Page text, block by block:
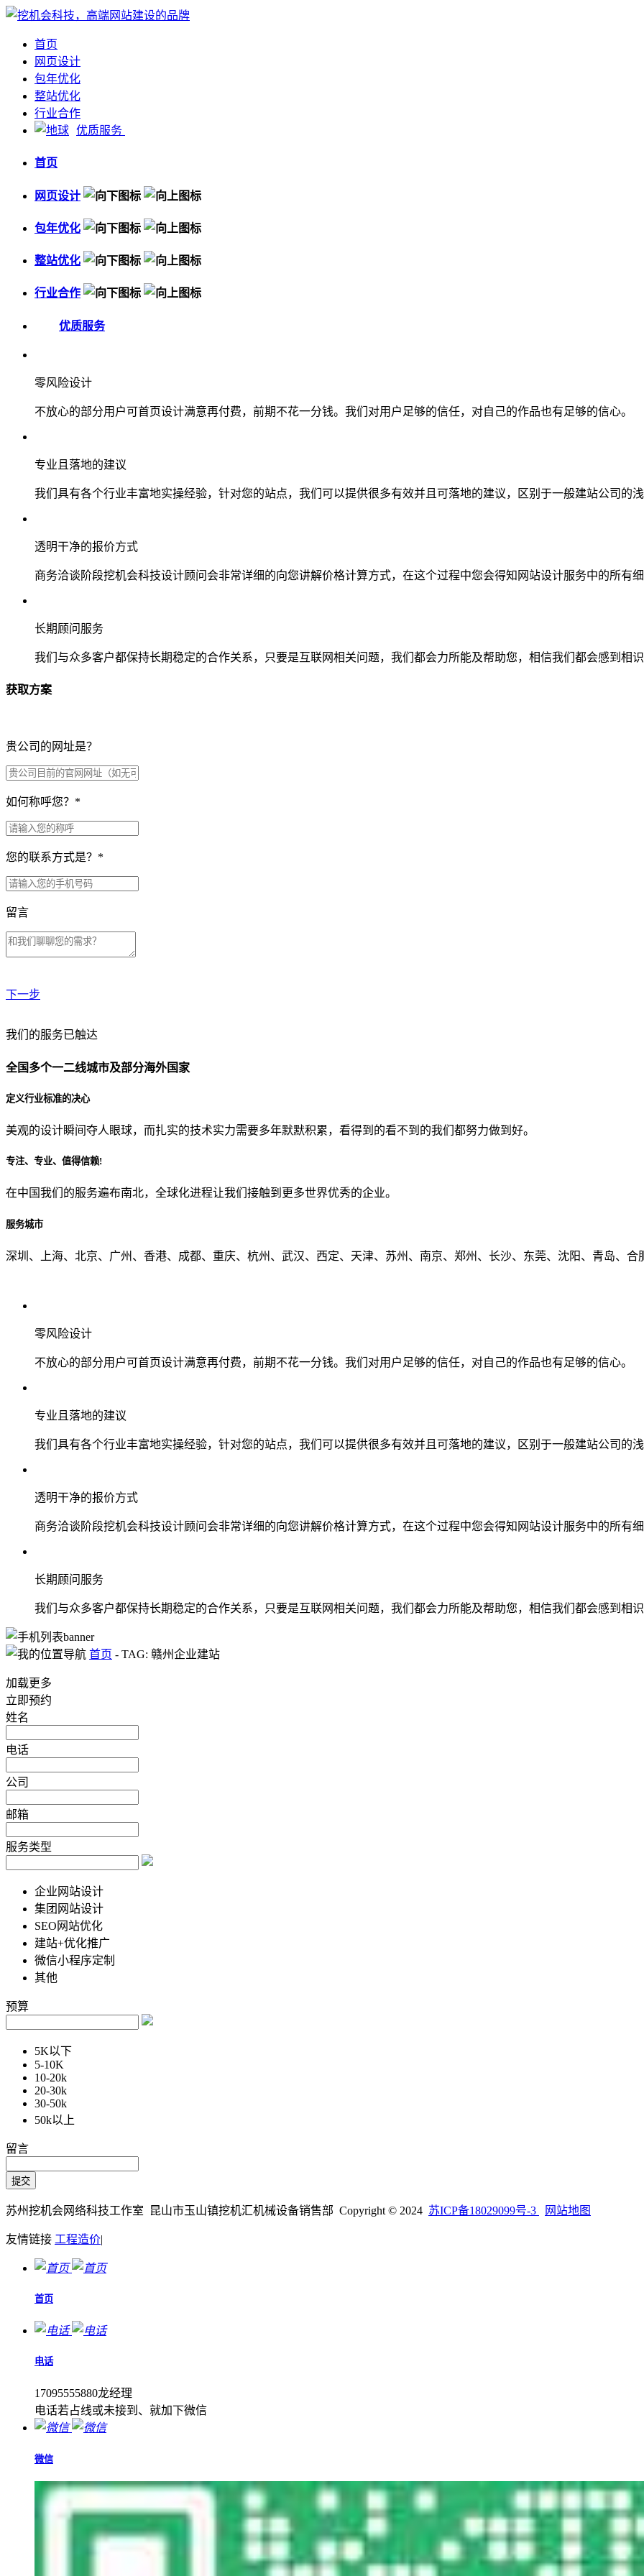
首页
网页设计
包年优化
整站优化
行业合作
优质服务
首页
网页设计
包年优化
整站优化
行业合作
优质服务
零风险设计
不放心的部分用户可首页设计满意再付费，前期不花一分钱。我们对用户足够的信任，对自己的作品也有足够的信心。
专业且落地的建议
我们具有各个行业丰富地实操经验，针对您的站点，我们可以提供很多有效并且可落地的建议，区别于一般建站公司的
透明干净的报价方式
商务洽谈阶段挖机会科技设计顾问会非常详细的向您讲解价格计算方式，在这个过程中您会得知网站设计服务中的所有
长期顾问服务
我们与众多客户都保持长期稳定的合作关系，只要是互联网相关问题，我们都会力所能及帮助您，相信我们都会感到相
获取方案
贵公司的网址是？
如何称呼您？ *
您的联系方式是？ *
留言
下一步
贵公司预算范围是？
贵公司的团队规模是？
从哪里了解到我们？
我们的服务已触达
全国多个一二线城市及部分海外国家
定义行业标准的决心
美观的设计瞬间夺人眼球，而扎实的技术实力需要多年默默积累，看得到的看不到的我们都努力做到好。
专注、专业、值得信赖!
在中国我们的服务遍布南北，全球化进程让我们接触到更多世界优秀的企业。
服务城市
深圳、上海、北京、广州、香港、成都、重庆、杭州、武汉、西定、天津、苏州、南京、郑州、长沙、东莞、沈阳、青岛、合
零风险设计
不放心的部分用户可首页设计满意再付费，前期不花一分钱。我们对用户足够的信任，对自己的作品也有足够的信心。
专业且落地的建议
我们具有各个行业丰富地实操经验，针对您的站点，我们可以提供很多有效并且可落地的建议，区别于一般建站公司的
透明干净的报价方式
商务洽谈阶段挖机会科技设计顾问会非常详细的向您讲解价格计算方式，在这个过程中您会得知网站设计服务中的所有
长期顾问服务
我们与众多客户都保持长期稳定的合作关系，只要是互联网相关问题，我们都会力所能及帮助您，相信我们都会感到相
首页 - TAG: 赣州企业建站
加载更多
立即预约
姓名
电话
公司
邮箱
服务类型
企业网站设计
集团网站设计
SEO网站优化
建站+优化推广
微信小程序定制
其他
预算
5K以下
5-10K
10-20k
20-30k
30-50k
50k以上
留言
苏州挖机会网络科技工作室 昆山市玉山镇挖机汇机械设备销售部 Copyright © 2024 苏ICP备18029099号-3 网站地图
友情链接 工程造价|
首页
电话
17095555880龙经理
电话若占线或未接到、就加下微信
微信